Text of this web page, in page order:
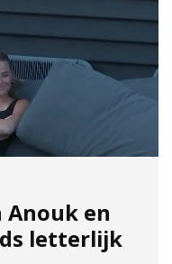
Anouk en
letterlijk